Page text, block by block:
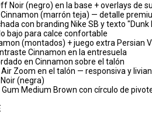
Noir (negro) en la base + overlays de
Cinnamon (marrón teja) — detalle
con branding Nike SB y texto "Dunk
bajo para calce confortable
(montados) + juego extra Persian
Cinnamon en la entresuela
en Cinnamon sobre el talón
Zoom en el talón — responsiva y
(negra)
Gum Medium Brown con círculo de